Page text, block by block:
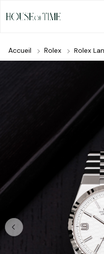
Accueil Rolex Rolex